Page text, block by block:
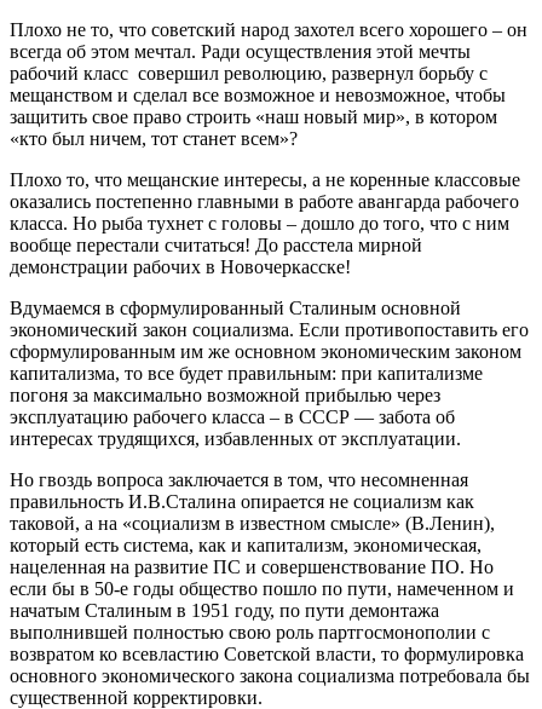
Плохо не то, что советский народ захотел всего хорошего – он
всегда об этом мечтал. Ради осуществления этой мечты
рабочий класс совершил революцию, развернул борьбу с
мещанством и сделал все возможное и невозможное, чтобы
защитить свое право строить «наш новый мир», в котором
«кто был ничем, тот станет всем»?
Плохо то, что мещанские интересы, а не коренные классовые
оказались постепенно главными в работе авангарда рабочего
класса. Но рыба тухнет с головы – дошло до того, что с ним
вообще перестали считаться! До расстела мирной
демонстрации рабочих в Новочеркасске!
Вдумаемся в сформулированный Сталиным основной
экономический закон социализма. Если противопоставить его
сформулированным им же основном экономическим законом
капитализма, то все будет правильным: при капитализме
погоня за максимально возможной прибылью через
эксплуатацию рабочего класса – в СССР — забота об
интересах трудящихся, избавленных от эксплуатации.
Но гвоздь вопроса заключается в том, что несомненная
правильность И.В.Сталина опирается не социализм как
таковой, а на «социализм в известном смысле» (В.Ленин),
который есть система, как и капитализм, экономическая,
нацеленная на развитие ПС и совершенствование ПО. Но
если бы в 50-е годы общество пошло по пути, намеченном и
начатым Сталиным в 1951 году, по пути демонтажа
выполнившей полностью свою роль партгосмонополии с
возвратом ко всевластию Советской власти, то формулировка
основного экономического закона социализма потребовала бы
существенной корректировки.